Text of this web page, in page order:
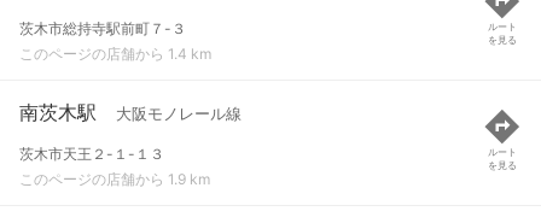
茨木市総持寺駅前町７-３
このページの店舗から 1.4 km
ルート
を見る
南茨木駅 大阪モノレール線
茨木市天王２-１-１３
このページの店舗から 1.9 km
ルート
を見る